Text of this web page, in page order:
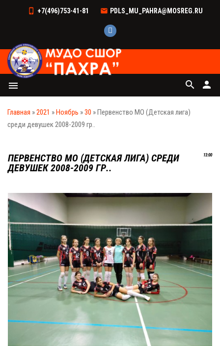
+7(496)753-41-81 PDLS_MU_PAHRA@MOSREG.RU
menu person
search
Главная »2021 »Ноябрь »30 » Первенство МО (Детская лига)
среди девушек 2008-2009 гр..
13:00
ПЕРВЕНСТВО МО (ДЕТСКАЯ ЛИГА) СРЕДИ
ДЕВУШЕК 2008-2009 ГР..